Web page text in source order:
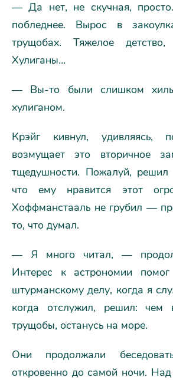
— Да нет, не скучная,
побледнее. Вырос в
трущобах. Тяжелое
Хулиганы…
— Вы-то были слишком
хулиганом.
Крэйг кивнул, удивляясь,
возмущает это вторичное
тщедушности. Пожалуй, решил
что ему нравится этот
Хоффманстааль не грубил —
то, что думал.
— Я много читал, —
Интерес к астрономии
штурманскому делу, когда я
когда отслужил, решил: чем
трущобы, останусь на море.
Они продолжали
откровенно до самой ночи.